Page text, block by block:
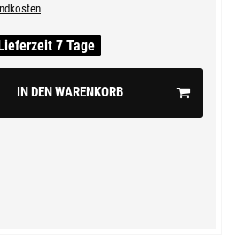
7 Tage
IN DEN WARENKORB